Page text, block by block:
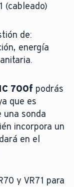
(cableado)
de:
energía
700f podrás
que es
una sonda
incorpora un
en el
y VR71 para